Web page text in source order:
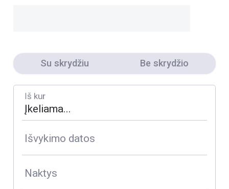
Su skrydžiu Be skrydžio
Iš kur
Išvykimo datos
Naktys